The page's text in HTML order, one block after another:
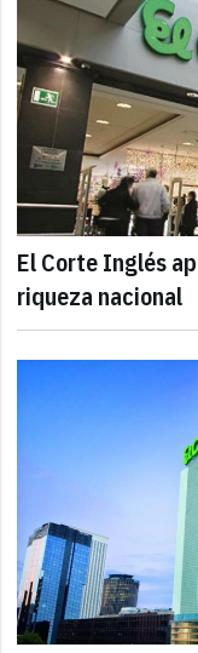
El Corte Inglés
riqueza nacional